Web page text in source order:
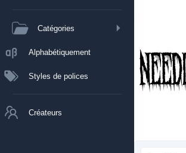
Catégories
Alphabétiquement
Styles de polices
Créateurs